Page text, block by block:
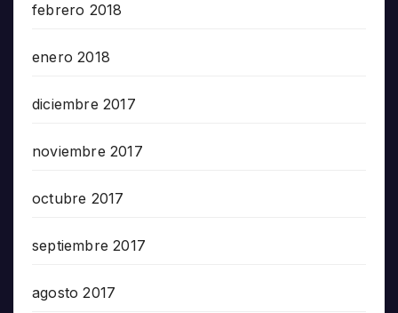
febrero 2018
enero 2018
diciembre 2017
noviembre 2017
octubre 2017
septiembre 2017
agosto 2017